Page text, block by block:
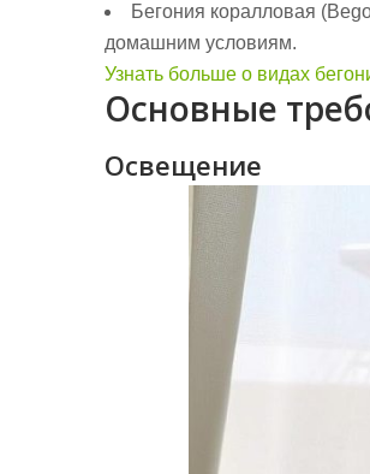
Бегония коралловая
домашним условиям.
Узнать больше о видах
Основные
Освещение